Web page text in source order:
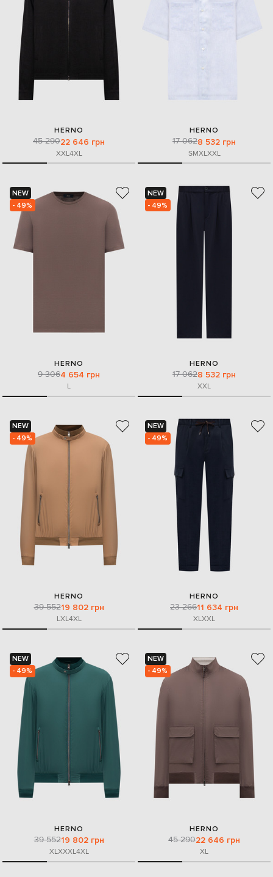
HERNO
45 29022 646 грн
XXL4XL
HERNO
17 0628 532 грн
SMXLXXL
NEW
- 49%
HERNO
9 3064 654 грн
L
NEW
- 49%
HERNO
17 0628 532 грн
XXL
NEW
- 49%
HERNO
39 55219 802 грн
LXL4XL
NEW
- 49%
HERNO
23 26611 634 грн
XLXXL
NEW
- 49%
HERNO
39 55219 802 грн
XLXXXL4XL
NEW
- 49%
HERNO
45 29022 646 грн
XL